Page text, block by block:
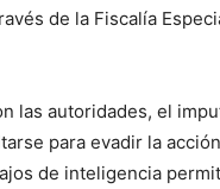
de la Fiscalía
las autoridades, el
para evadir la
de inteligencia